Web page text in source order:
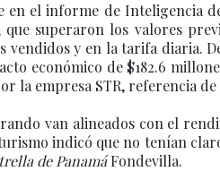
en el informe de Inteligencia
superaron los valores
vendidos y en la tarifa diaria.
económico de $182.6
la empresa STR, referencia de
van alineados con el
indicó que no tenían
de PanamáFondevilla.